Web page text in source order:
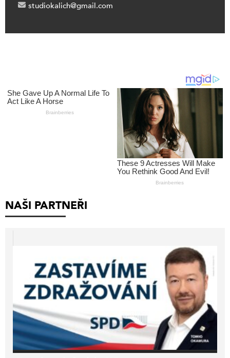
studiokalich@gmail.com
NAŠI PARTNEŘI